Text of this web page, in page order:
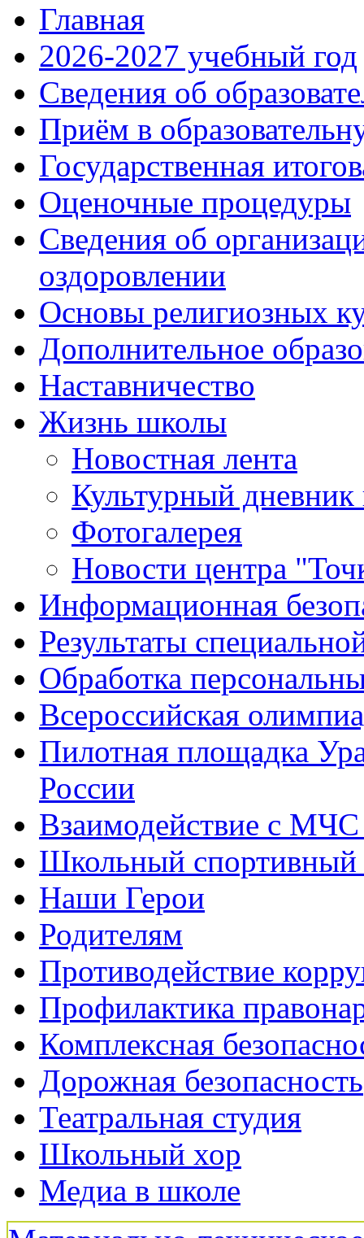
Главная
2026-2027 учебный год
Сведения об
Приём в
Государственная
Оценочные процедуры
Сведения об
оздоровлении
Основы религиозных
Дополнительное
Наставничество
Жизнь школы
Новостная лента
Культурный
Фотогалерея
Новости центра
Информационная
Результаты
Обработка
Всероссийская
Пилотная площадка
России
Взаимодействие с
Школьный
Наши Герои
Родителям
Противодействие
Профилактика
Комплексная
Дорожная безопасность
Театральная студия
Школьный хор
Медиа в школе